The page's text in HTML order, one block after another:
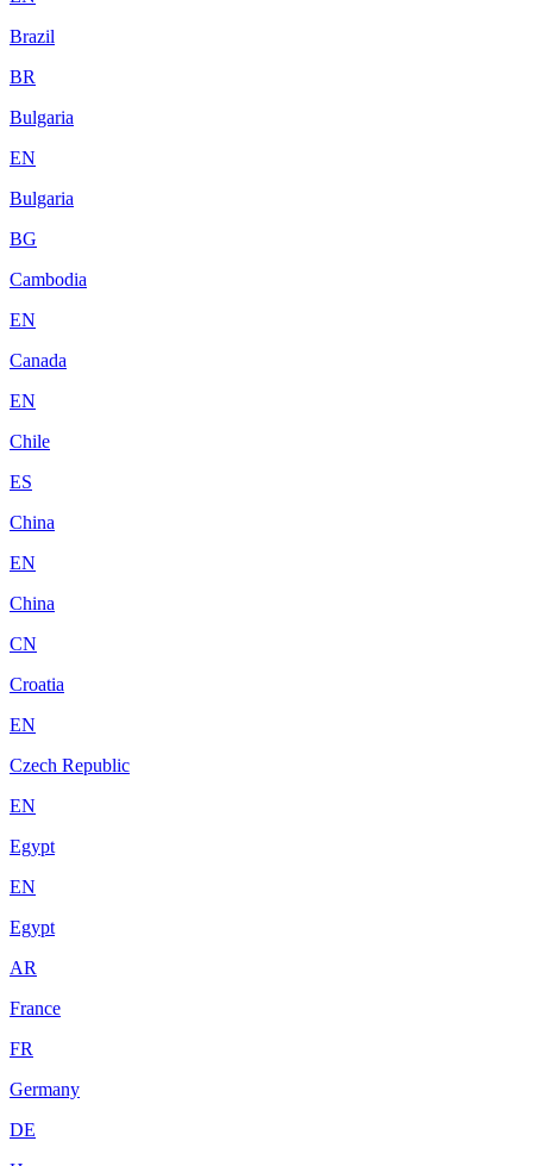
Brazil
BR
Bulgaria
EN
Bulgaria
BG
Cambodia
EN
Canada
EN
Chile
ES
China
EN
China
CN
Croatia
EN
Czech Republic
EN
Egypt
EN
Egypt
AR
France
FR
Germany
DE